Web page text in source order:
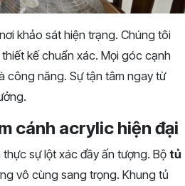
khảo sát hiện trạng. Chúng tôi
kế chuẩn xác. Mọi góc cạnh
công năng. Sự tận tâm ngay từ
cánh acrylic hiện đại
sự lột xác đầy ấn tượng. Bộ tủ
vô cùng sang trọng. Khung tủ